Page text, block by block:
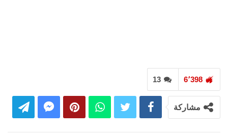
13 6٬398
مشاركة